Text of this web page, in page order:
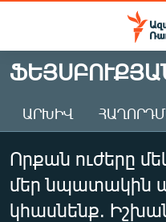
Մատչելիության
Անցնել
հիմնական
Անցնել
հիմնական
մենյուին
Որոնում
ԱԶԱՏՈՒԹՅՈՒՆ TV
ՀԱՅԱՍՏԱՆ
ԸՆՏՐՈՒԹՅՈՒՆՆԵՐ 2026
ԻՐԱՎՈՒՆՔ
ԱՐԽԻՎ
Որքան ուժերը
մեր նպատակին
կհասնենք.